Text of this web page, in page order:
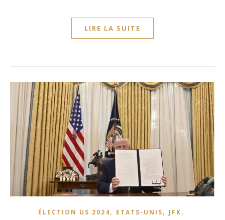
LIRE LA SUITE
ÉLECTION US 2024, ETATS-UNIS, JFK,